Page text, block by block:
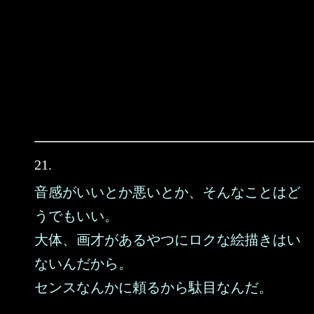
21.
音感がいいとか悪いとか、そんなことはど
うでもいい。
大体、画才があるやつにロクな絵描きはい
ないんだから。
センスなんかに頼るから駄目なんだ。